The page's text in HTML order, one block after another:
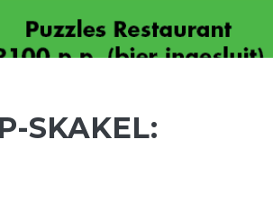
SKAKEL: